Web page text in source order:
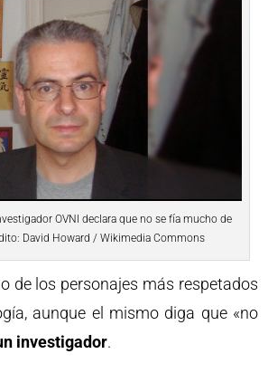
OVNI declara que no se fía mucho de
David Howard / Wikimedia Commons
de los personajes más respetados
aunque el mismo diga que «no
investigador.